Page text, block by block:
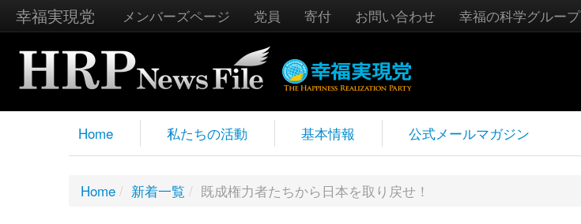
幸福実現党 メンバーズページ 党員 寄付 お問い合わせ 幸福の科学グループ
Home 私たちの活動 基本情報 公式メールマガジン
Home / 新着一覧 / 既成権力者たちから日本を取り戻せ！